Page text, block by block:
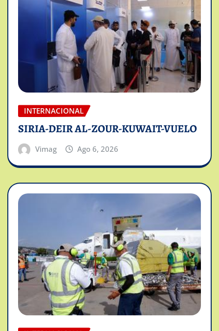
INTERNACIONAL
SIRIA-DEIR AL-ZOUR-KUWAIT-VUELO
Vimag Ago 6, 2026